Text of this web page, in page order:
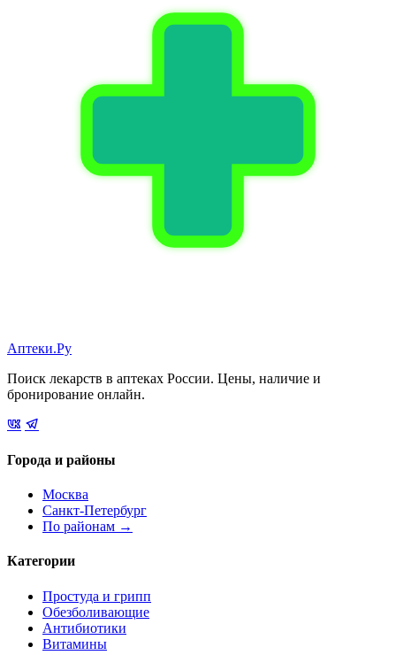
Аптеки.Ру
Поиск лекарств в аптеках России. Цены, наличие и
бронирование онлайн.
Города и районы
Москва
Санкт-Петербург
По районам →
Категории
Простуда и грипп
Обезболивающие
Антибиотики
Витамины